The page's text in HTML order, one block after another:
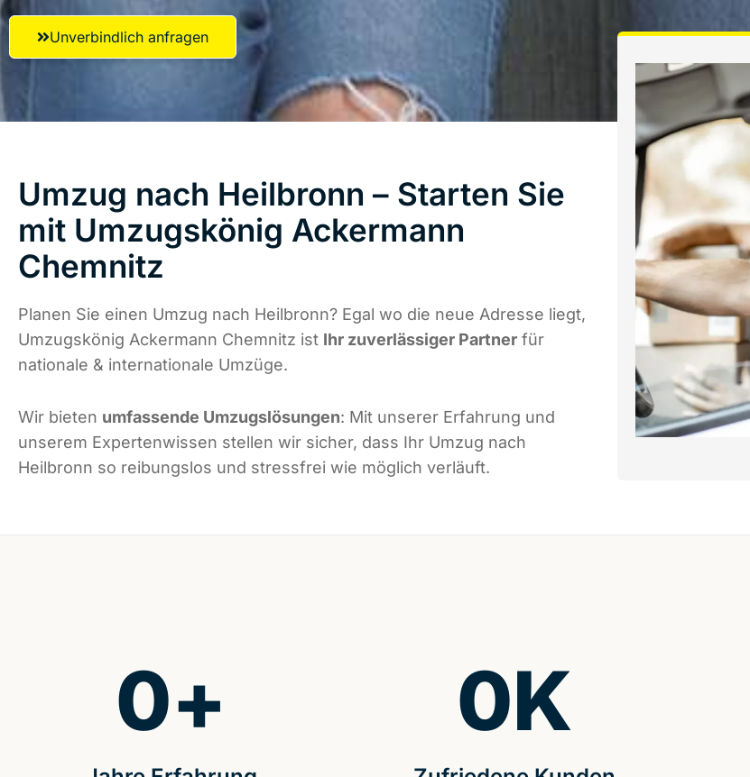
Unverbindlich anfragen
Umzug nach Heilbronn – Starten Sie
mit Umzugskönig Ackermann
Chemnitz
Planen Sie einen Umzug nach Heilbronn? Egal wo die neue Adresse liegt,
Umzugskönig Ackermann Chemnitz ist Ihr zuverlässiger Partner für
nationale & internationale Umzüge.
Wir bieten umfassende Umzugslösungen: Mit unserer Erfahrung und
unserem Expertenwissen stellen wir sicher, dass Ihr Umzug nach
Heilbronn so reibungslos und stressfrei wie möglich verläuft.
0+ 0K